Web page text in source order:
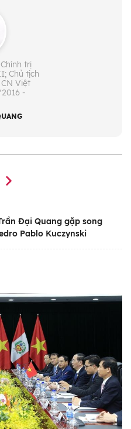
trị
Chủ tịch
Việt
-
Đại Quang gặp song
Pablo Kuczynski